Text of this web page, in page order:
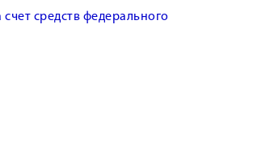
средств федерального